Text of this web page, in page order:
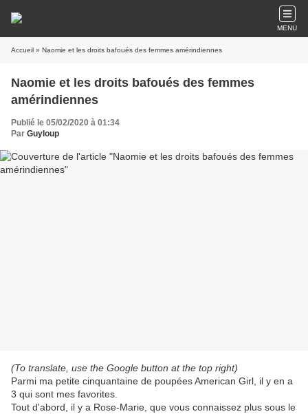
MENU
Accueil » Naomie et les droits bafoués des femmes amérindiennes
Naomie et les droits bafoués des femmes
amérindiennes
Publié le 05/02/2020 à 01:34
Par Guyloup
(To translate, use the Google button at the top right)
Parmi ma petite cinquantaine de poupées American Girl, il y en a
3 qui sont mes favorites.
Tout d'abord, il y a Rose-Marie, que vous connaissez plus sous le